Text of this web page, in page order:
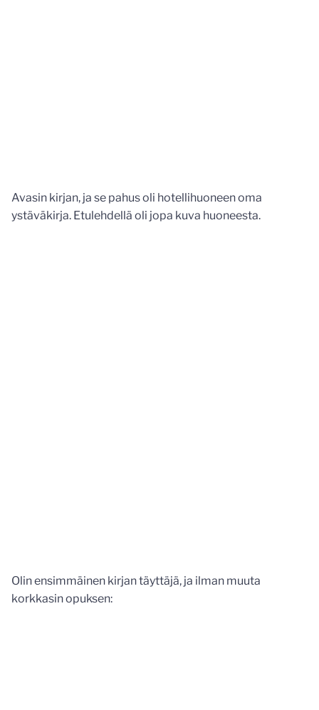
Avasin kirjan, ja se pahus oli hotellihuoneen oma
ystäväkirja. Etulehdellä oli jopa kuva huoneesta.
Olin ensimmäinen kirjan täyttäjä, ja ilman muuta
korkkasin opuksen: